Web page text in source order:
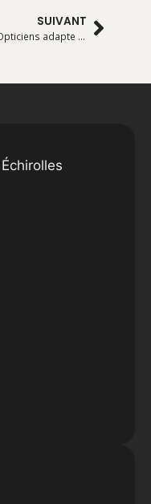
SUIVANT
ODC Opticiens adapte des lunettes pour les sports de combats à votre vue